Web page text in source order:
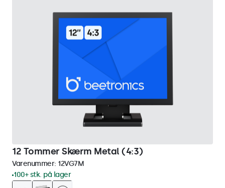
12 Tommer Skærm Metal (4:3)
Varenummer: 12VG7M
100+ stk. på lager